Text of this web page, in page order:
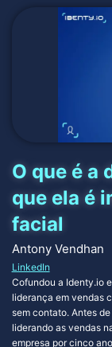
Antony Vendhan
LinkedIn
Cofundou a Identy.io
liderança em vendas
sem contato. Antes
liderando as vendas
empresa por cinco
O que é a
que ela é
facial